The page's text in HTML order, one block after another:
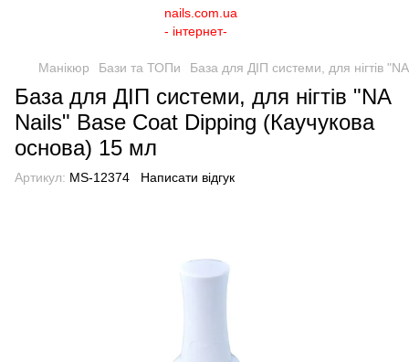
Манікюр Бази та ТОПи База для ДІП системи, для нігтів
База для ДІП системи, для нігтів "NA
Nails" Base Coat Dipping (Каучукова
основа) 15 мл
Артикул: MS-12374 Написати відгук